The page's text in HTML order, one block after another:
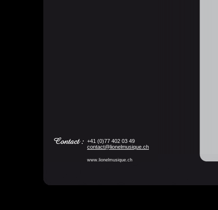
+41 (0)77 402 03 49
contact@lionelmusique.ch
www.lionelmusique.ch